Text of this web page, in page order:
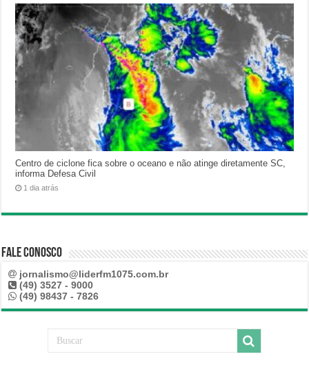
Centro de ciclone fica sobre o oceano e não atinge diretamente SC,
informa Defesa Civil
1 dia atrás
Fale Conosco
jornalismo@liderfm1075.com.br
(49) 3527 - 9000
(49) 98437 - 7826